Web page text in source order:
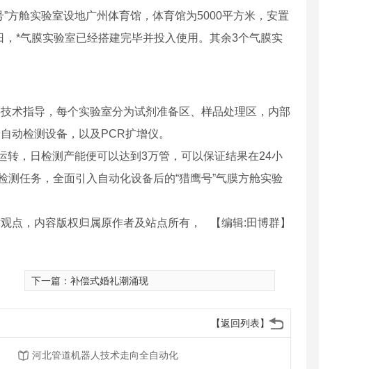
舱实验室设地广州体育馆，体育馆为5000平方米，安置
*气膜实验室已经搭建完毕并投入使用。其余3个气膜实
指导，每个实验室分为试剂准备区、样品处理区，内部
动检测设备，以及PCR扩增仪。
，日检测产能便可以达到3万管，可以保证结果在24小
任务，全面引入自动化设备后的“猎鹰号”气膜方舱实验
【编辑:田博群】
点，内容版权归属原作者及站点所有，
下一篇： 补偿式婚礼潮涌现
【返回列表】
河北管道机器人技术走向全自动化